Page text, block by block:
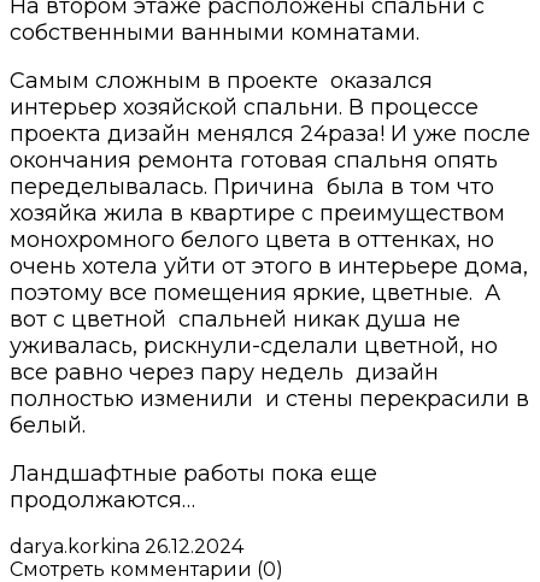
На втором этаже расположены спальни с
собственными ванными комнатами.
Самым сложным в проекте оказался
интерьер хозяйской спальни. В процессе
проекта дизайн менялся 24раза! И уже после
окончания ремонта готовая спальня опять
переделывалась. Причина была в том что
хозяйка жила в квартире с преимуществом
монохромного белого цвета в оттенках, но
очень хотела уйти от этого в интерьере дома,
поэтому все помещения яркие, цветные. А
вот с цветной спальней никак душа не
уживалась, рискнули-сделали цветной, но
все равно через пару недель дизайн
полностью изменили и стены перекрасили в
белый.
Ландшафтные работы пока еще
продолжаются…
darya.korkina 26.12.2024
Смотреть комментарии (0)